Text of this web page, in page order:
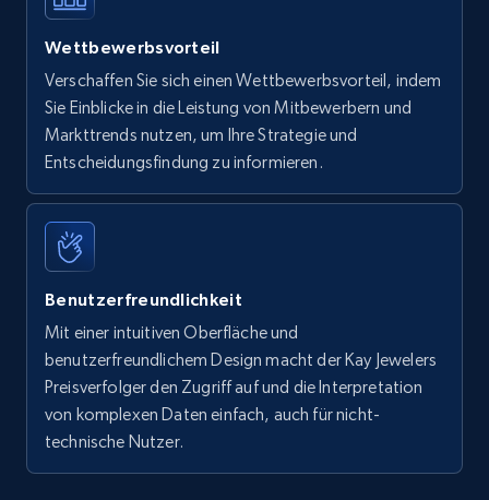
Wettbewerbsvorteil
Verschaffen Sie sich einen Wettbewerbsvorteil, indem
Sie Einblicke in die Leistung von Mitbewerbern und
Markttrends nutzen, um Ihre Strategie und
Entscheidungsfindung zu informieren.
Benutzerfreundlichkeit
Mit einer intuitiven Oberfläche und
benutzerfreundlichem Design macht der Kay Jewelers
Preisverfolger den Zugriff auf und die Interpretation
von komplexen Daten einfach, auch für nicht-
technische Nutzer.